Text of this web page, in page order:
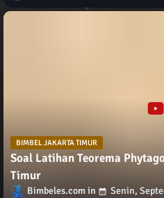
BIMBEL JAKARTA TIMUR
Soal Latihan Teorema
Timur
Bimbeles.com Senin,